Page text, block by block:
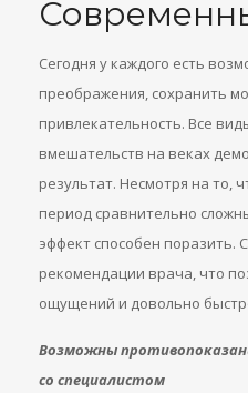
Сегодня у каждого есть
преображения, сохранить
привлекательность. Все
вмешательств на веках
результат. Несмотря на то,
период сравнительно
эффект способен поразить.
рекомендации врача, что
ощущений и довольно
Возможны
со специалистом